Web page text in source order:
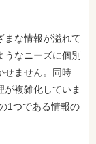
まな情報が溢れて
うなニーズに個別
せません。同時
が複雑化していま
1つである情報の